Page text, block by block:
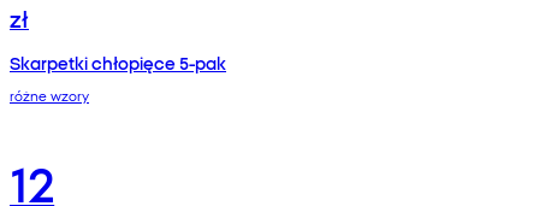
zł
Skarpetki chłopięce 5-pak
różne wzory
12